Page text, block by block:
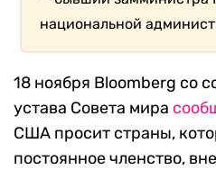
национальной
18 ноября Bloomberg со
устава Совета мира
США просит страны,
постоянное членство,